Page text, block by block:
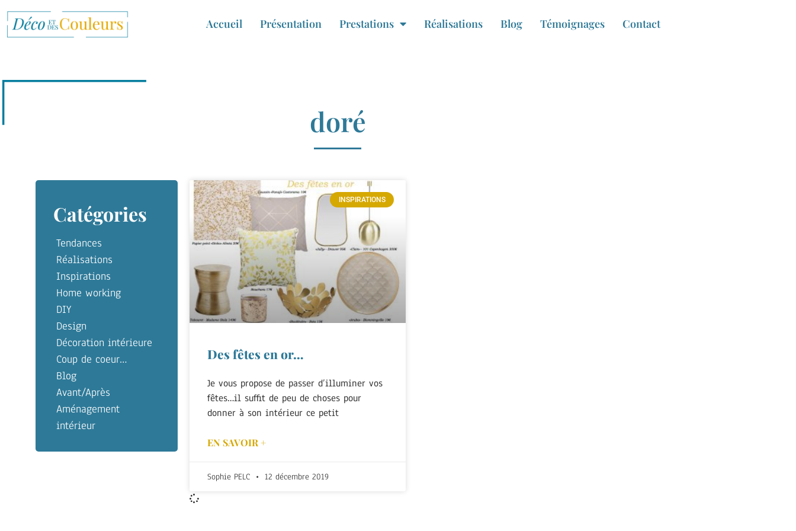
Accueil Présentation Prestations Réalisations Blog Témoignages Contact
doré
Catégories
Tendances
Réalisations
Inspirations
Home working
DIY
Design
Décoration intérieure
Coup de coeur…
Blog
Avant/Après
Aménagement
intérieur
INSPIRATIONS
Des fêtes en or…
Je vous propose de passer d’illuminer vos
fêtes…il suffit de peu de choses pour
donner à son intérieur ce petit
EN SAVOIR +
Sophie PELC 12 décembre 2019